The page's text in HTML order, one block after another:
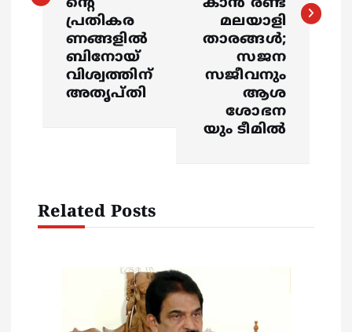
a
ൻ്റെ
പ്രതികര
ണങ്ങളിൽ
ബിനോയ്
വിശ്വത്തിന്
അതൃപ്തി
കാന്‍ രണ്ട്
മലയാളി
താരങ്ങള്‍;
സജന
സജീവനും
ആശ
ശോഭന
യും ടീമില്‍
Related Posts